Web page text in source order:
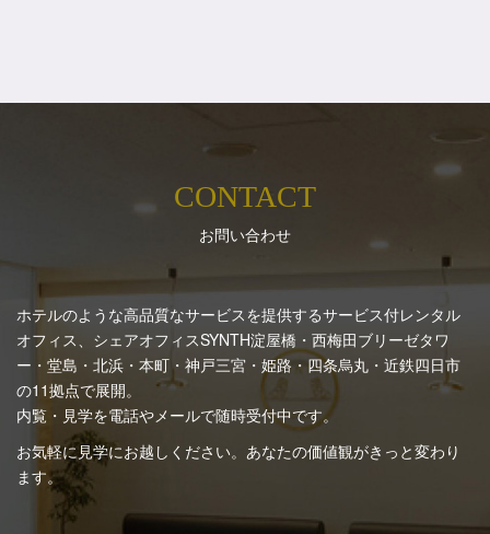
CONTACT
お問い合わせ
ホテルのような高品質なサービスを提供するサービス付レンタル
オフィス、シェアオフィスSYNTH淀屋橋・西梅田ブリーゼタワ
ー・堂島・北浜・本町・神戸三宮・姫路・四条烏丸・近鉄四日市
の11拠点で展開。
内覧・見学を電話やメールで随時受付中です。
お気軽に見学にお越しください。あなたの価値観がきっと変わり
ます。